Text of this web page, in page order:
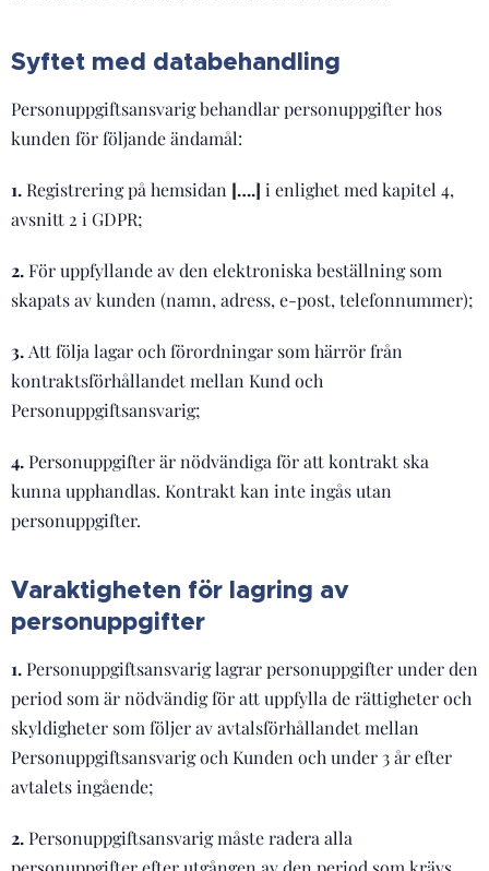
Syftet med databehandling
Personuppgiftsansvarig behandlar personuppgifter hos
kunden för följande ändamål:
1.Registrering på hemsidan [….] i enlighet med kapitel 4,
avsnitt 2 i GDPR;
2.För uppfyllande av den elektroniska beställning som
skapats av kunden (namn, adress, e-post, telefonnummer);
3. Att följa lagar och förordningar som härrör från
kontraktsförhållandet mellan Kund och
Personuppgiftsansvarig;
4.Personuppgifter är nödvändiga för att kontrakt ska
kunna upphandlas. Kontrakt kan inte ingås utan
personuppgifter.
Varaktigheten för lagring av
personuppgifter
1.Personuppgiftsansvarig lagrar personuppgifter under den
period som är nödvändig för att uppfylla de rättigheter och
skyldigheter som följer av avtalsförhållandet mellan
Personuppgiftsansvarig och Kunden och under 3 år efter
avtalets ingående;
2.Personuppgiftsansvarig måste radera alla